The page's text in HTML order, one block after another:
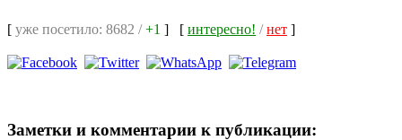
[ уже посетило: 8682 /+1 ] [ интересно! /нет ]
Заметки и комментарии к публикации: